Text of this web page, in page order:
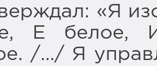
«Я
Е белое,
/…/ Я